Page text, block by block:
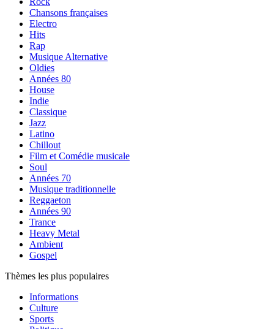
Chansons françaises
Electro
Hits
Rap
Musique Alternative
Oldies
Années 80
House
Indie
Classique
Jazz
Latino
Chillout
Film et Comédie musicale
Soul
Années 70
Musique traditionnelle
Reggaeton
Années 90
Trance
Heavy Metal
Ambient
Gospel
Thèmes les plus populaires
Informations
Culture
Sports